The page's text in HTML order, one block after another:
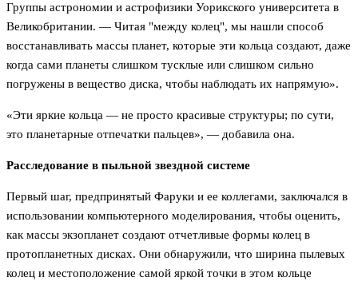
Группы астрономии и астрофизики Уорикского университета в
Великобритании. — Читая "между колец", мы нашли способ
восстанавливать массы планет, которые эти кольца создают, даже
когда сами планеты слишком тусклые или слишком сильно
погружены в вещество диска, чтобы наблюдать их напрямую».
«Эти яркие кольца — не просто красивые структуры; по сути,
это планетарные отпечатки пальцев», — добавила она.
Расследование в пыльной звездной системе
Первый шаг, предпринятый Фаруки и ее коллегами, заключался в
использовании компьютерного моделирования, чтобы оценить,
как массы экзопланет создают отчетливые формы колец в
протопланетных дисках. Они обнаружили, что ширина пылевых
колец и местоположение самой яркой точки в этом кольце